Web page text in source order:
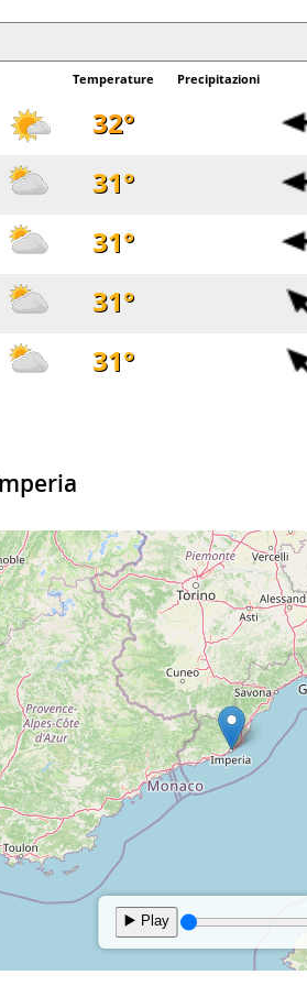
Temperature Precipitazioni
27°
28°
33°
31° 0.1 mm
28°
33°
30° 0.2 mm
Temperature Precipitazioni
26°
33°
31° 0.3 mm
Temperature Precipitazioni
32°
31°
31°
31°
31°
29°
29°
28°
28°
Temperature Precipitazioni
27°
26°
25°